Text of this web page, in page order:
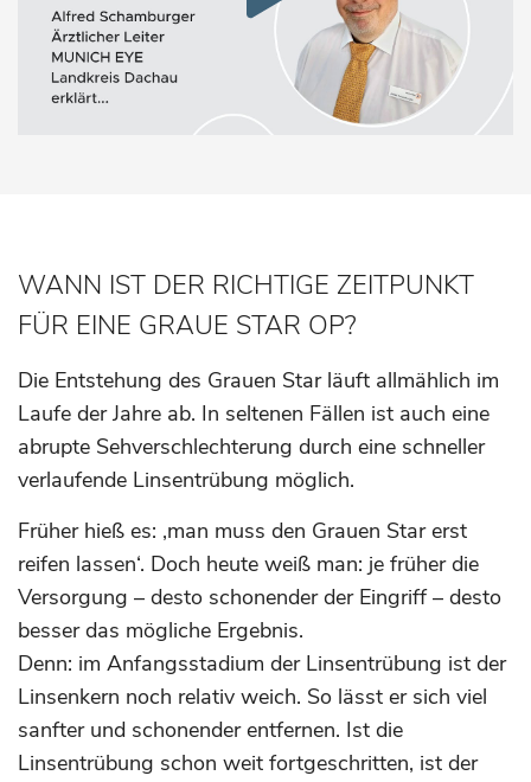
WANN IST DER RICHTIGE ZEITPUNKT
FÜR EINE GRAUE STAR OP?
Die Entstehung des Grauen Star läuft allmählich im
Laufe der Jahre ab. In seltenen Fällen ist auch eine
abrupte Sehverschlechterung durch eine schneller
verlaufende Linsentrübung möglich.
Früher hieß es: ‚man muss den Grauen Star erst
reifen lassen‘. Doch heute weiß man: je früher die
Versorgung – desto schonender der Eingriff – desto
besser das mögliche Ergebnis.
Denn: im Anfangsstadium der Linsentrübung ist der
Linsenkern noch relativ weich. So lässt er sich viel
sanfter und schonender entfernen. Ist die
Linsentrübung schon weit fortgeschritten, ist der
Schrift vergrößern
Schrift verkleinern
Graue Farbtöne
Großer
Links
Textabstand
Textabstand
Zeilenhöhe
Zeilenhöhe